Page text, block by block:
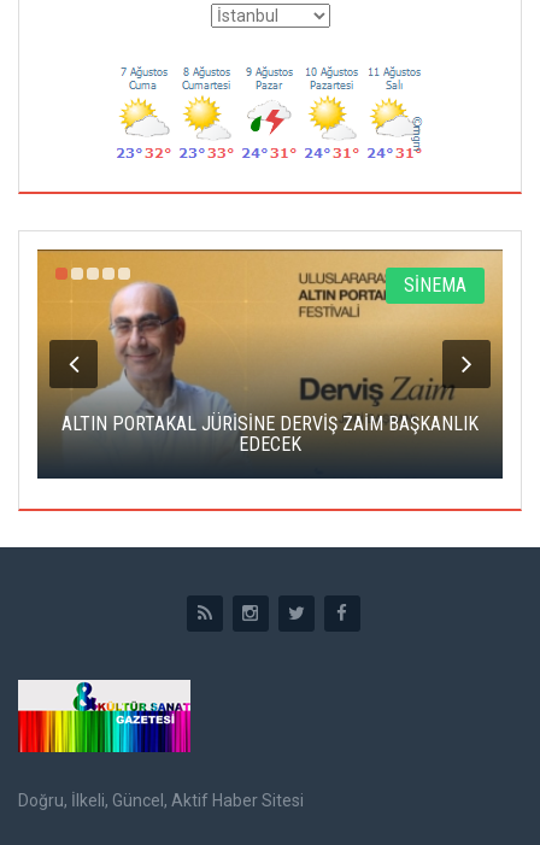
SİNEMA
ALTIN PORTAKAL JÜRİSİNE DERVİŞ ZAİM BAŞKANLIK
EDECEK
Doğru, İlkeli, Güncel, Aktif Haber Sitesi